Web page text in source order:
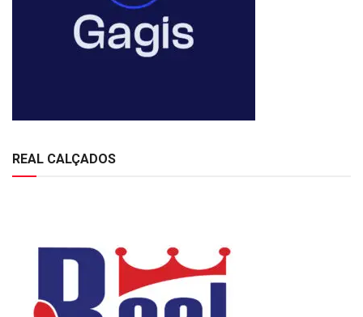
REAL CALÇADOS